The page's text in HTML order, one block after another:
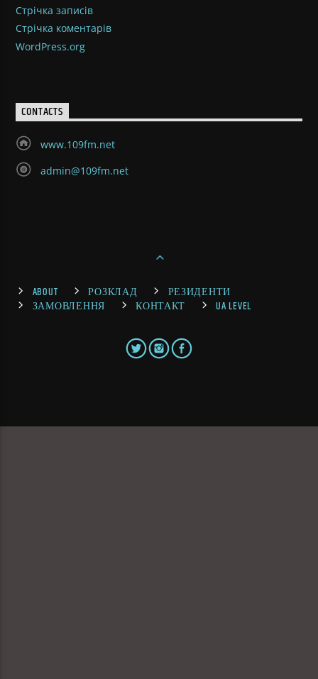
Стрічка записів
Стрічка коментарів
WordPress.org
CONTACTS
www.109fm.net
admin@109fm.net
ABOUT РОЗКЛАД
РЕЗИДЕНТИ
ЗАМОВЛЕННЯ
КОНТАКТ UA LEVEL